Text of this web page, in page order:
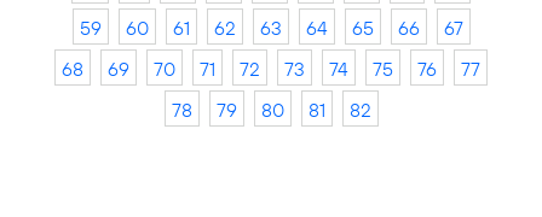
59
60 61 62 63 64 65 66
67
68
69 70 71 72 73 74 75 76
77
78
79 80 81 82